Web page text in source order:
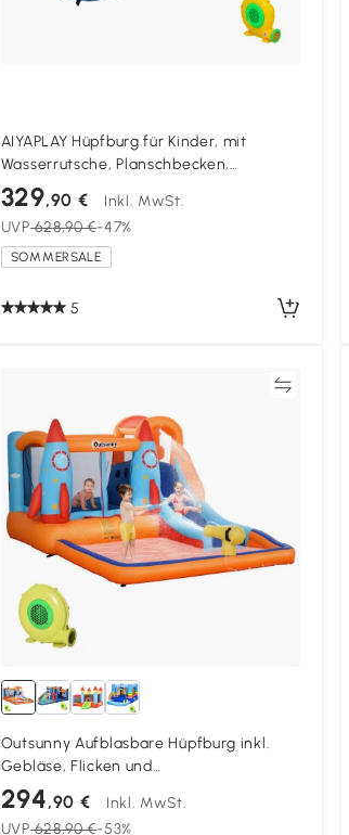
AIYAPLAY Hüpfburg für Kinder, mit
Wasserrutsche, Planschbecken,
Kletterwand, für drinnen und draußen,
360 x 315 x 195 cm, Bunt
329,90 €
Inkl. MwSt.
UVP628,90 €-47%
SOMMERSALE
5
Outsunny Aufblasbare Hüpfburg inkl.
Gebläse, Flicken und
Befestigungsmaterial, 350 cm x 250 cm
x 185 cm, Mehrfarbig
294,90 €
Inkl. MwSt.
UVP628,90 €-53%